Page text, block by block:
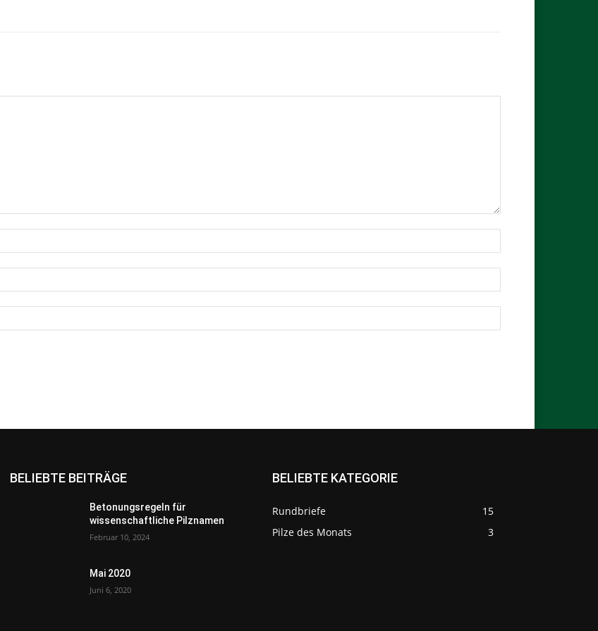
BELIEBTE BEITRÄGE
Betonungsregeln für
wissenschaftliche Pilznamen
Februar 10, 2024
Mai 2020
Juni 6, 2020
BELIEBTE KATEGORIE
Rundbriefe
15
Pilze des Monats
3